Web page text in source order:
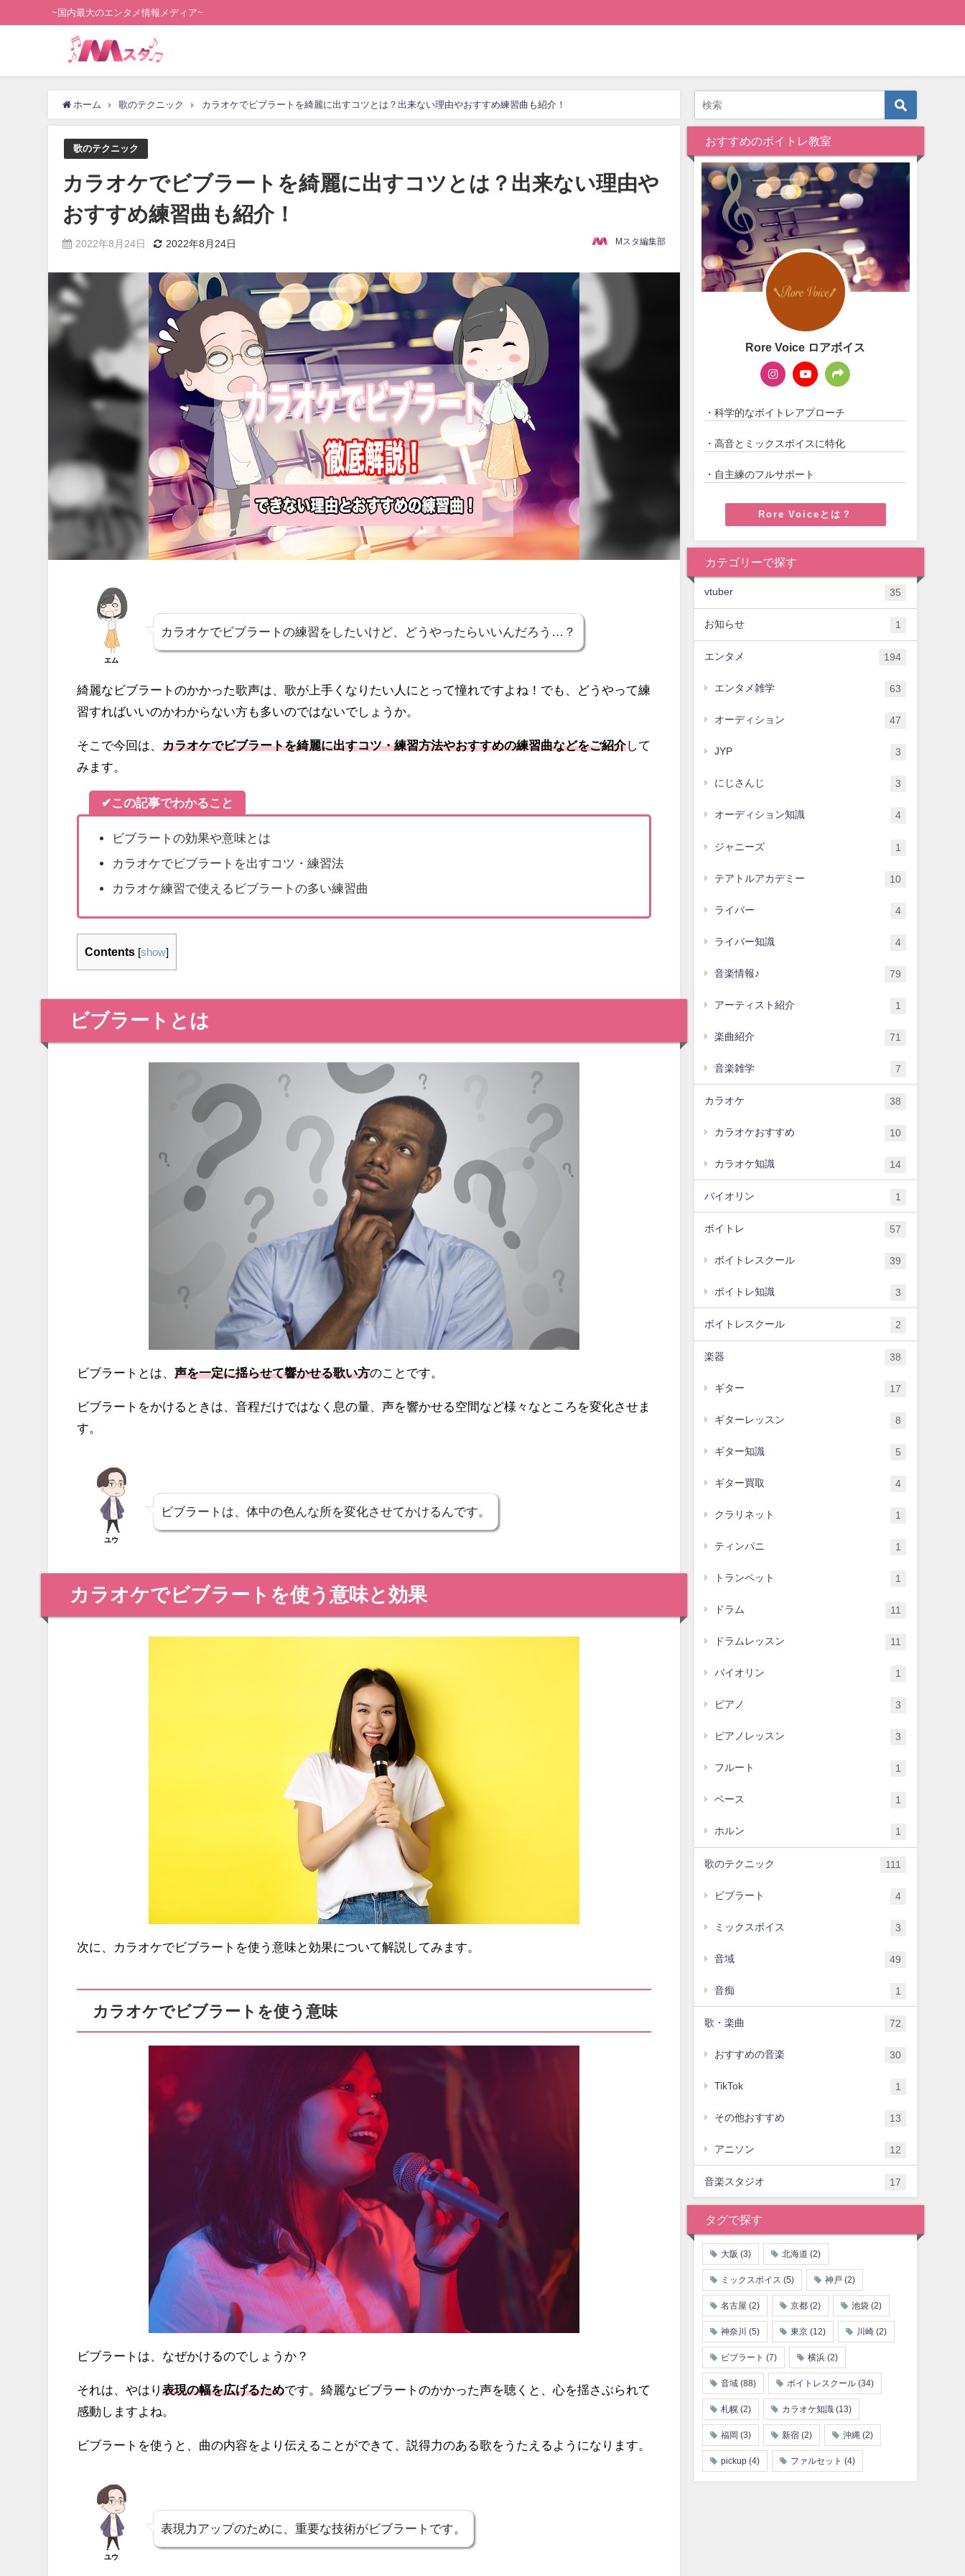
~国内最大のエンタメ情報メディア~
ホーム 歌のテクニック カラオケでビブラートを綺麗に出すコツとは？出来ない理由やおすすめ練習曲も紹介！
歌のテクニック
カラオケでビブラートを綺麗に出すコツとは？出来ない理由や
おすすめ練習曲も紹介！
2022年8月24日 2022年8月24日 Mスタ編集部
エム
カラオケでビブラートの練習をしたいけど、どうやったらいいんだろう…？
綺麗なビブラートのかかった歌声は、歌が上手くなりたい人にとって憧れですよね！でも、どうやって練
習すればいいのかわからない方も多いのではないでしょうか。
そこで今回は、カラオケでビブラートを綺麗に出すコツ・練習方法やおすすめの練習曲などをご紹介して
みます。
✔この記事でわかること
ビブラートの効果や意味とは
カラオケでビブラートを出すコツ・練習法
カラオケ練習で使えるビブラートの多い練習曲
Contents [show]
ビブラートとは
ビブラートとは、声を一定に揺らせて響かせる歌い方のことです。
ビブラートをかけるときは、音程だけではなく息の量、声を響かせる空間など様々なところを変化させま
す。
ユウ
ビブラートは、体中の色んな所を変化させてかけるんです。
カラオケでビブラートを使う意味と効果
次に、カラオケでビブラートを使う意味と効果について解説してみます。
カラオケでビブラートを使う意味
ビブラートは、なぜかけるのでしょうか？
それは、やはり表現の幅を広げるためです。綺麗なビブラートのかかった声を聴くと、心を揺さぶられて
感動しますよね。
ビブラートを使うと、曲の内容をより伝えることができて、説得力のある歌をうたえるようになります。
ユウ
表現力アップのために、重要な技術がビブラートです。
おすすめのボイトレ教室
Rore Voice ロアボイス
・科学的なボイトレアプローチ
・高音とミックスボイスに特化
・自主練のフルサポート
Rore Voiceとは？
カテゴリーで探す
vtuber 35
お知らせ 1
エンタメ 194
エンタメ雑学 63
オーディション 47
JYP 3
にじさんじ 3
オーディション知識 4
ジャニーズ 1
テアトルアカデミー 10
ライバー 4
ライバー知識 4
音楽情報♪ 79
アーティスト紹介 1
楽曲紹介 71
音楽雑学 7
カラオケ 38
カラオケおすすめ 10
カラオケ知識 14
バイオリン 1
ボイトレ 57
ボイトレスクール 39
ボイトレ知識 3
ボイトレスクール 2
楽器 38
ギター 17
ギターレッスン 8
ギター知識 5
ギター買取 4
クラリネット 1
ティンパニ 1
トランペット 1
ドラム 11
ドラムレッスン 11
バイオリン 1
ピアノ 3
ピアノレッスン 3
フルート 1
ベース 1
ホルン 1
歌のテクニック 111
ビブラート 4
ミックスボイス 3
音域 49
音痴 1
歌・楽曲 72
おすすめの音楽 30
TikTok 1
その他おすすめ 13
アニソン 12
音楽スタジオ 17
タグで探す
大阪 (3) 北海道 (2)
ミックスボイス (5) 神戸 (2)
名古屋 (2) 京都(2) 池袋(2)
神奈川 (5) 東京(12) 川崎(2)
ビブラート (7) 横浜(2)
音域(88) ボイトレスクール(34)
札幌(2) カラオケ知識 (13)
福岡 (3) 新宿(2) 沖縄 (2)
pickup(4) ファルセット (4)